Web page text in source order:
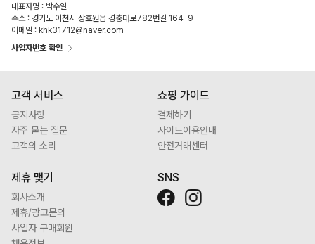
대표자명 : 박수일
주소 : 경기도 이천시 장호원읍 경충대로782번길 164-9
이메일 : khk31712@naver.com
사업자번호 확인
고객 서비스
공지사항
자주 묻는 질문
고객의 소리
쇼핑 가이드
결제하기
사이트이용안내
안전거래센터
제휴 맺기
회사소개
제휴/광고문의
사업자 구매회원
SNS